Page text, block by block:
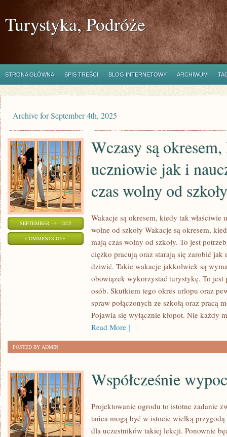
Turystyka, Podróże
STRONA GŁÓWNA SPIS TREŚCI BLOG INTERNETOWY ARCHIWUM
Archive for September 4th, 2025
SEPTEMBER - 4 - 2025
COMMENTS OFFON
UCZNIOWIE
NAUCZYCIELE
MAJĄ
WOLNY
OD
SZKOŁY
Wczasy są
uczniowie jak i
czas wolny od szkoły
Wakacje są okresem, kiedy tak
wolne od szkoły Wakacje są okresem,
mają czas wolny od szkoły. To jest
ciężko pracują oraz starają się zarobić
dziwić. Takie wakacje jakkolwiek są
obowiązek wykorzystać turystykę. To
osób. Skutkiem tego okres urlopu oraz
spraw połączonych ze szkołą oraz pracą
Pojawia się wyłącznie kłopot. Nie każdy
Read More ]
POSTED BY ADMIN
Współcześnie
Projektowanie ogrodu to istotne zadanie
tańca mogą być w istocie wielką
dla uczestników takiej lekcji. Ponownie